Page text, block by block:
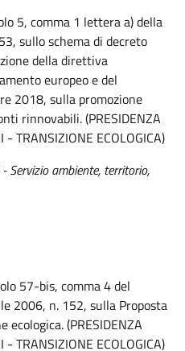
5, comma 1 lettera a) della
sullo schema di decreto
della direttiva
europeo e del
2018, sulla promozione
rinnovabili. (PRESIDENZA
- TRANSIZIONE ECOLOGICA)
ambiente, territorio,
57-bis, comma 4 del
2006, n. 152, sulla Proposta
(PRESIDENZA
- TRANSIZIONE ECOLOGICA)